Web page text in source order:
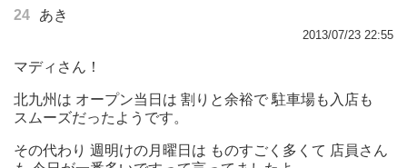
24 あき
2013/07/23 22:55
マディさん！
北九州は オープン当日は 割りと余裕で 駐車場も入店も
スムーズだったようです。
その代わり 週明けの月曜日は ものすごく多くて 店員さん